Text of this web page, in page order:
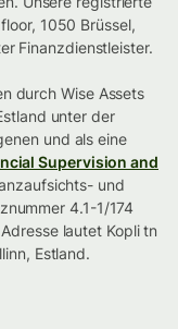
1050 Brüssel,
Finanzdienstleister.
durch Wise Assets
unter der
und als eine
Supervision and
und
4.1-1/174
lautet Kopli tn
Estland.